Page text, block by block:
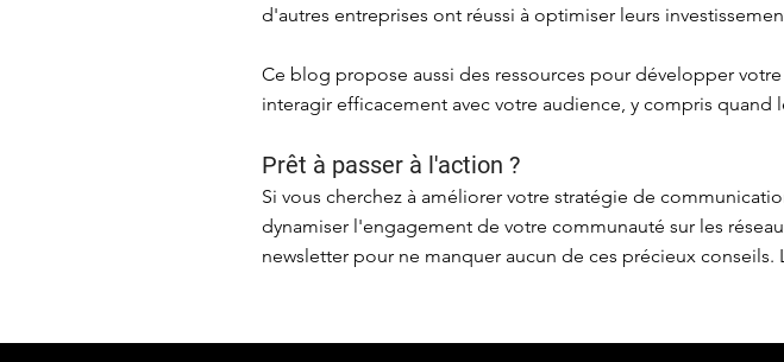
d'autres entreprises ont réussi à optimiser leurs
Ce blog propose aussi des ressources pour développer
interagir efficacement avec votre audience, y compris quand
Prêt à passer à l'action ?
Si vous cherchez à améliorer votre stratégie de
dynamiser l'engagement de votre communauté sur les
newsletter pour ne manquer aucun de ces précieux